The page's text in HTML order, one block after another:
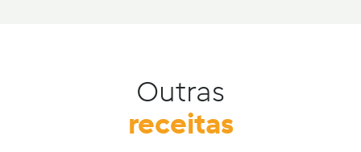
Outras
receitas